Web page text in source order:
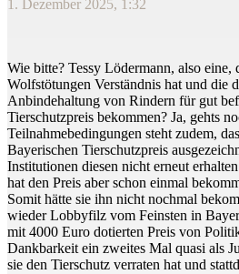
1. Dezember 2025, 1:32
Wie bitte? Tessy Lödermann, also eine,
Wolfstötungen Verständnis hat und die
Anbindehaltung von Rindern für gut
Tierschutzpreis bekommen? Ja, gehts
Teilnahmebedingungen steht zudem,
Bayerischen Tierschutzpreis
Institutionen diesen nicht erneut
hat den Preis aber schon einmal
Somit hätte sie ihn nicht nochmal
wieder Lobbyfilz vom Feinsten in
mit 4000 Euro dotierten Preis von
Dankbarkeit ein zweites Mal quasi als
sie den Tierschutz verraten hat und